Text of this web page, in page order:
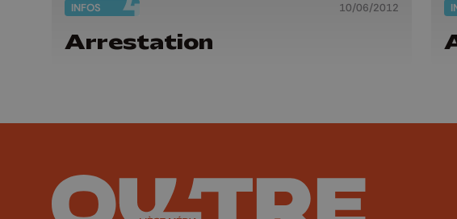
INFOS 10/06/2012
Arrestation